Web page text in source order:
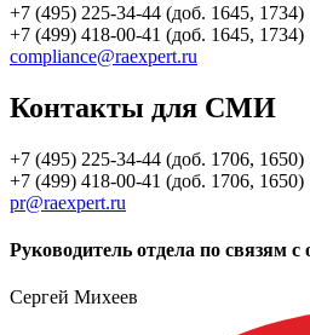
+7 (495) 225-34-44 (доб. 1645, 1734)
+7 (499) 418-00-41 (доб. 1645, 1734)
compliance@raexpert.ru
Контакты для СМИ
+7 (495) 225-34-44 (доб. 1706, 1650)
+7 (499) 418-00-41 (доб. 1706, 1650)
pr@raexpert.ru
Руководитель отдела по связям
Сергей Михеев